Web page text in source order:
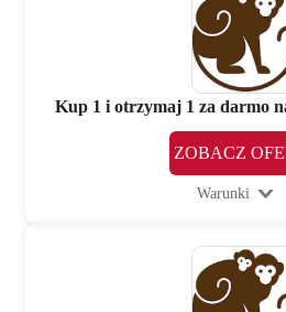
Kup 1 i otrzymaj 1 za darmo
ZOBACZ
Warunki